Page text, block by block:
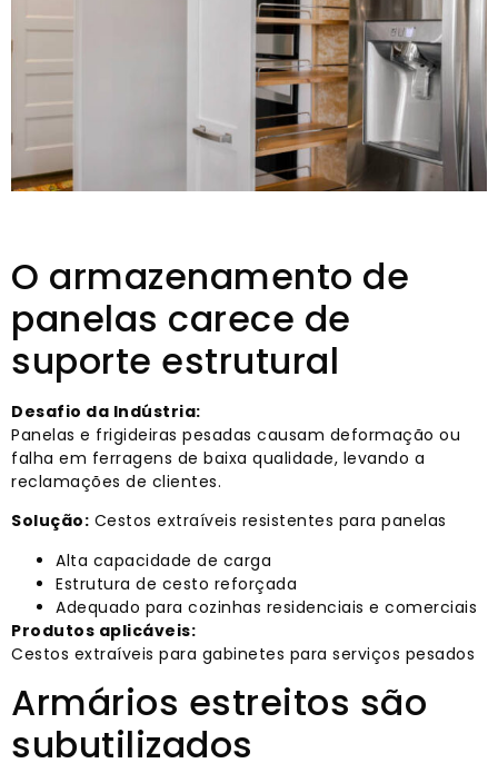
O armazenamento de
panelas carece de
suporte estrutural
Desafio da Indústria:
Panelas e frigideiras pesadas causam deformação ou
falha em ferragens de baixa qualidade, levando a
reclamações de clientes.
Solução: Cestos extraíveis resistentes para panelas
Alta capacidade de carga
Estrutura de cesto reforçada
Adequado para cozinhas residenciais e comerciais
Produtos aplicáveis:
Cestos extraíveis para gabinetes para serviços pesados
Armários estreitos são
subutilizados